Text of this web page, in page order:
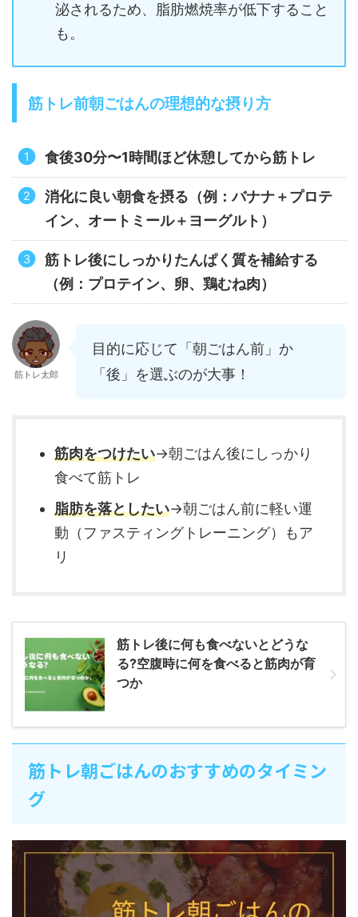
泌されるため、脂肪燃焼率が低下すること
も。
筋トレ前朝ごはんの理想的な摂り方
食後30分〜1時間ほど休憩してから筋トレ
消化に良い朝食を摂る（例：バナナ＋プロテ
イン、オートミール＋ヨーグルト）
筋トレ後にしっかりたんぱく質を補給する
（例：プロテイン、卵、鶏むね肉）
筋トレ太郎
目的に応じて「朝ごはん前」か
「後」を選ぶのが大事！
筋肉をつけたい→朝ごはん後にしっかり
食べて筋トレ
脂肪を落としたい→朝ごはん前に軽い運
動（ファスティングトレーニング）もア
リ
筋トレ後に何も食べないとどうな
る?空腹時に何を食べると筋肉が育
つか
筋トレ朝ごはんのおすすめのタイミン
グ